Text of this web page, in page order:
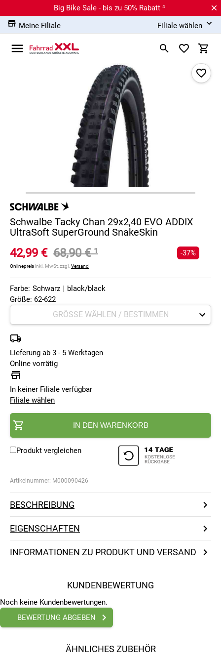
Big Bike Sale - bis zu 50% Rabatt ⁴
Meine Filiale
Filiale wählen
Schwalbe Tacky Chan 29x2,40 EVO ADDIX
UltraSoft SuperGround SnakeSkin
42,99 € 68,90 €¹
Onlinepreisinkl. MwSt, zzgl. Versand
-37%
Farbe: Schwarz | black/black
Größe: 62-622
Lieferung ab 3 - 5 Werktagen
Online vorrätig
In keiner Filiale verfügbar
Filiale wählen
IN DEN WARENKORB
Produkt vergleichen
Artikelnummer: M000090426
BESCHREIBUNG
EIGENSCHAFTEN
INFORMATIONEN ZU PRODUKT UND VERSAND
KUNDENBEWERTUNG
Noch keine Kundenbewertungen.
BEWERTUNG ABGEBEN
ÄHNLICHES ZUBEHÖR